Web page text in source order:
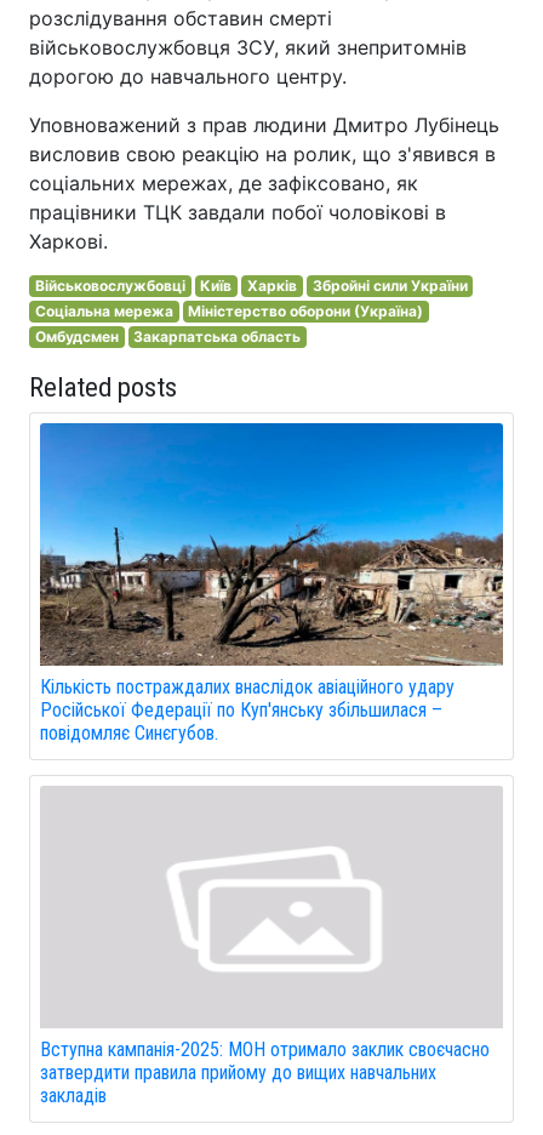
розслідування обставин смерті
військовослужбовця ЗСУ, який знепритомнів
дорогою до навчального центру.
Уповноважений з прав людини Дмитро Лубінець
висловив свою реакцію на ролик, що з'явився в
соціальних мережах, де зафіксовано, як
працівники ТЦК завдали побої чоловікові в
Харкові.
Військовослужбовці Київ Харків
Збройні сили України
Соціальна мережа
Міністерство оборони (Україна)
Омбудсмен
Закарпатська область
Related posts
Кількість постраждалих внаслідок авіаційного удару
Російської Федерації по Куп'янську збільшилася –
повідомляє Синєгубов.
Вступна кампанія-2025: МОН отримало заклик своєчасно
затвердити правила прийому до вищих навчальних
закладів